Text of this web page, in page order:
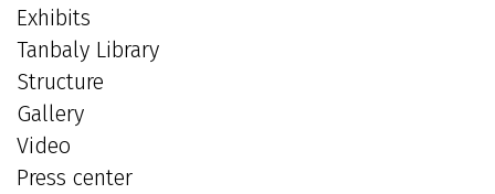
Exhibits
Tanbaly Library
Structure
Gallery
Video
Press center